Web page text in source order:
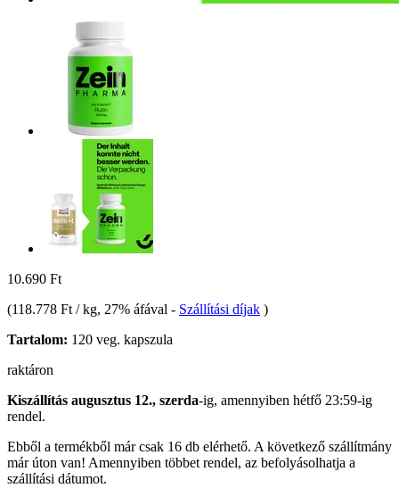
10.690 Ft
(118.778 Ft / kg, 27% áfával - Szállítási díjak )
Tartalom: 120 veg. kapszula
raktáron
Kiszállítás augusztus 12., szerda-ig, amennyiben hétfő 23:59-ig
rendel.
Ebből a termékből már csak 16 db elérhető. A következő szállítmány
már úton van! Amennyiben többet rendel, az befolyásolhatja a
szállítási dátumot.